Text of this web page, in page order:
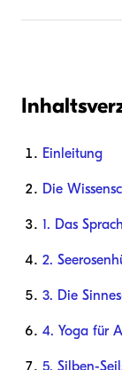
Einleitung
Die
1. Das
2.
3. Die
4. Yoga für
5. Silben-